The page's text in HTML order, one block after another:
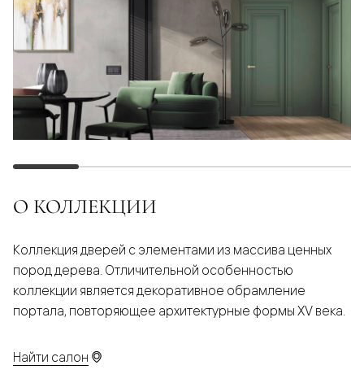
О КОЛЛЕКЦИИ
Коллекция дверей с элементами из массива ценных
пород дерева. Отличительной особенностью
коллекции является декоративное обрамление
портала, повторяющее архитектурные формы XV века.
Найти салон